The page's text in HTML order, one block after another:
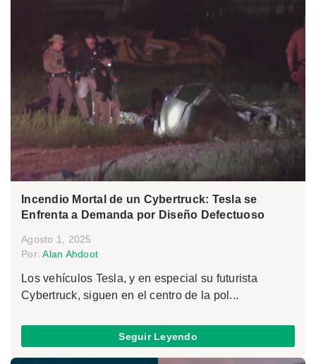
Incendio Mortal de un Cybertruck: Tesla se
Enfrenta a Demanda por Diseño Defectuoso
Agosto 1, 2025
Por:Alan Ahdoot
Los vehículos Tesla, y en especial su futurista
Cybertruck, siguen en el centro de la pol...
Seguir Leyendo